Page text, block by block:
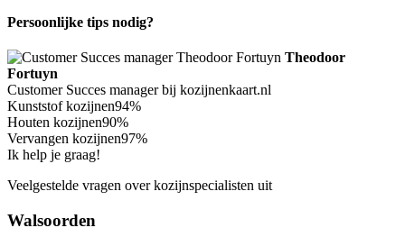
Persoonlijke tips nodig?
Theodoor
Fortuyn
Customer Succes manager bij kozijnenkaart.nl
Kunststof kozijnen94%
Houten kozijnen90%
Vervangen kozijnen97%
Ik help je graag!
Veelgestelde vragen over kozijnspecialisten uit
Walsoorden